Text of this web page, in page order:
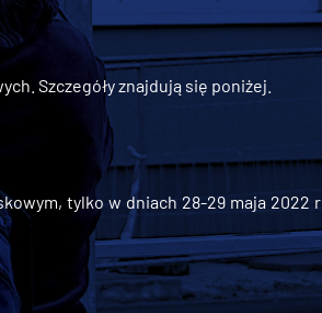
Szczegóły znajdują się poniżej.
tylko w dniach 28-29 maja 2022